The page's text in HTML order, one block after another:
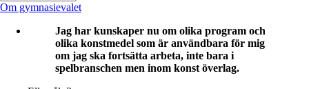
Om gymnasievalet
Jag har kunskaper nu om olika program och
olika konstmedel som är användbara för mig
om jag ska fortsätta arbeta, inte bara i
spelbranschen men inom konst överlag.